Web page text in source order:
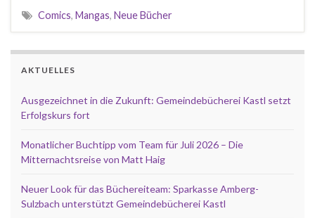
Comics, Mangas, Neue Bücher
AKTUELLES
Ausgezeichnet in die Zukunft: Gemeindebücherei Kastl setzt
Erfolgskurs fort
Monatlicher Buchtipp vom Team für Juli 2026 – Die
Mitternachtsreise von Matt Haig
Neuer Look für das Büchereiteam: Sparkasse Amberg-
Sulzbach unterstützt Gemeindebücherei Kastl